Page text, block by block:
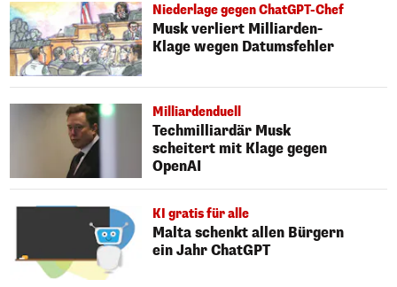
Niederlage gegen ChatGPT-Chef
Musk verliert Milliarden-
Klage wegen Datumsfehler
Milliardenduell
Techmilliardär Musk
scheitert mit Klage gegen
OpenAI
KI gratis für alle
Malta schenkt allen Bürgern
ein Jahr ChatGPT